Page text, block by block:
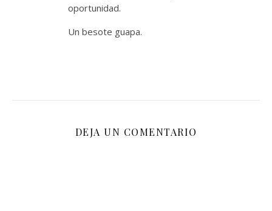
oportunidad.
Un besote guapa.
DEJA UN COMENTARIO